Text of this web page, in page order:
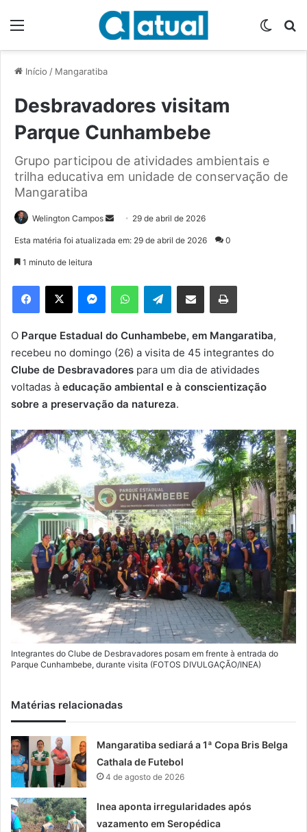
Início / Mangaratiba
Desbravadores visitam
Parque Cunhambebe
Grupo participou de atividades ambientais e
trilha educativa em unidade de conservação de
Mangaratiba
Welington Campos
e
m
e
-
m
a
29 de abril de 2026
Esta matéria foi atualizada em: 29 de abril de 2026 0
1 minuto de leitura
Telegram
O Parque Estadual do Cunhambebe, em Mangaratiba,
recebeu no domingo (26) a visita de 45 integrantes do
Clube de Desbravadores para um dia de atividades
voltadas à educação ambiental e à conscientização
sobre a preservação da natureza.
Integrantes do Clube de Desbravadores posam em frente à entrada do
Parque Cunhambebe, durante visita (FOTOS DIVULGAÇÃO/INEA)
Matérias relacionadas
Mangaratiba sediará a 1ª Copa Bris Belga
Cathala de Futebol
4 de agosto de 2026
Inea aponta irregularidades após
vazamento em Seropédica